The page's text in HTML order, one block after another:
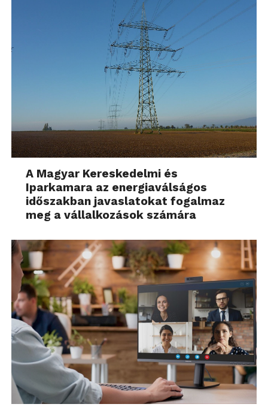
A Magyar Kereskedelmi és
Iparkamara az energiaválságos
időszakban javaslatokat fogalmaz
meg a vállalkozások számára